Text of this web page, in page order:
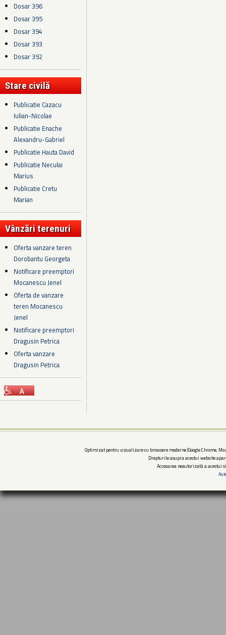
Dosar 396
Dosar 395
Dosar 394
Dosar 393
Dosar 392
Stare civilă
Publicatie Cazacu
Iulian-Nicolae
Publicatie Enache
Alexandru-Gabriel
Publicatie Hauta David
Publicatie Neculai
Marius
Publicatie Cretu
Marian
Vânzări terenuri
Oferta vanzare teren
Dorobantu Georgeta
Notificare preemptori
Mocanescu Jenel
Oferta de vanzare
teren Mocanescu
Jenel
Notificare preemptori
Dragusin Petrica
Oferta vanzare
Dragusin Petrica
Optimizat pentru vizualizare cu browsere moderne (Google Chrome,
Drepturile asupra acestui website
Accesarea neautorizată a acestui